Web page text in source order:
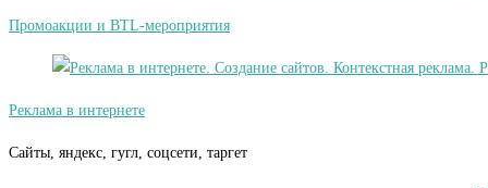
Промоакции и BTL-мероприятия
Реклама в интернете
Сайты, яндекс, гугл, соцсети, таргет